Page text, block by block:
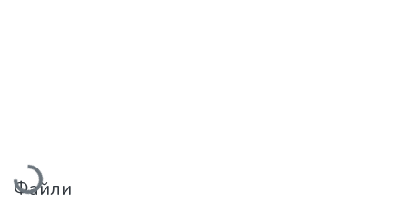
Вантажиться...
Файли